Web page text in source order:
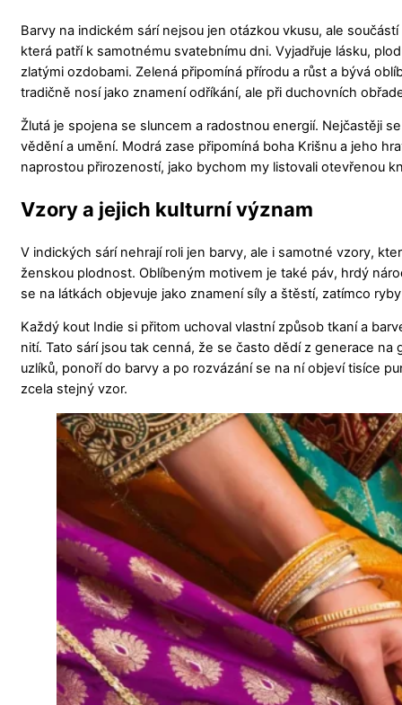
Barvy na indickém sárí nejsou jen otázkou vkusu, ale
která patří k samotnému svatebnímu dni. Vyjadřuje lásku,
zlatými ozdobami. Zelená připomíná přírodu a růst a bývá
tradičně nosí jako znamení odříkání, ale při duchovních
Žlutá je spojena se sluncem a radostnou energií. Nejčastěji
vědění a umění. Modrá zase připomíná boha Krišnu a jeho
naprostou přirozeností, jako bychom my listovali otevřenou
Vzory a jejich kulturní význam
V indických sárí nehrají roli jen barvy, ale i samotné vzory,
ženskou plodnost. Oblíbeným motivem je také páv, hrdý
se na látkách objevuje jako znamení síly a štěstí, zatímco
Každý kout Indie si přitom uchoval vlastní způsob tkaní a
nití. Tato sárí jsou tak cenná, že se často dědí z generace
uzlíků, ponoří do barvy a po rozvázání se na ní objeví tisíce
zcela stejný vzor.